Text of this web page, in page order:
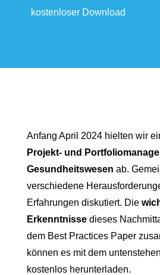
kostenloser Download
Anfang April 2024 hielten wir
Projekt- und
Gesundheitswesen ab.
verschiedene
Erfahrungen diskutiert. Die
Erkenntnissedieses
dem Best Practices Paper
können es mit dem
kostenlos herunterladen.